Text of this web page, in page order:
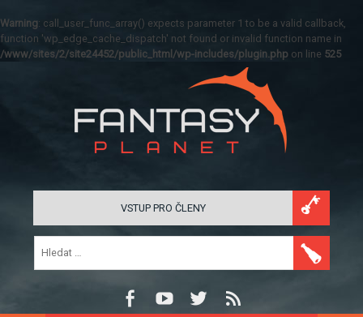
Warning: call_user_func_array() expects parameter 1 to be a valid callback,
function 'wp_edge_cache_dispatch' not found or invalid function name in
/www/sites/2/site24452/public_html/wp-includes/plugin.php on line 525
VSTUP PRO ČLENY